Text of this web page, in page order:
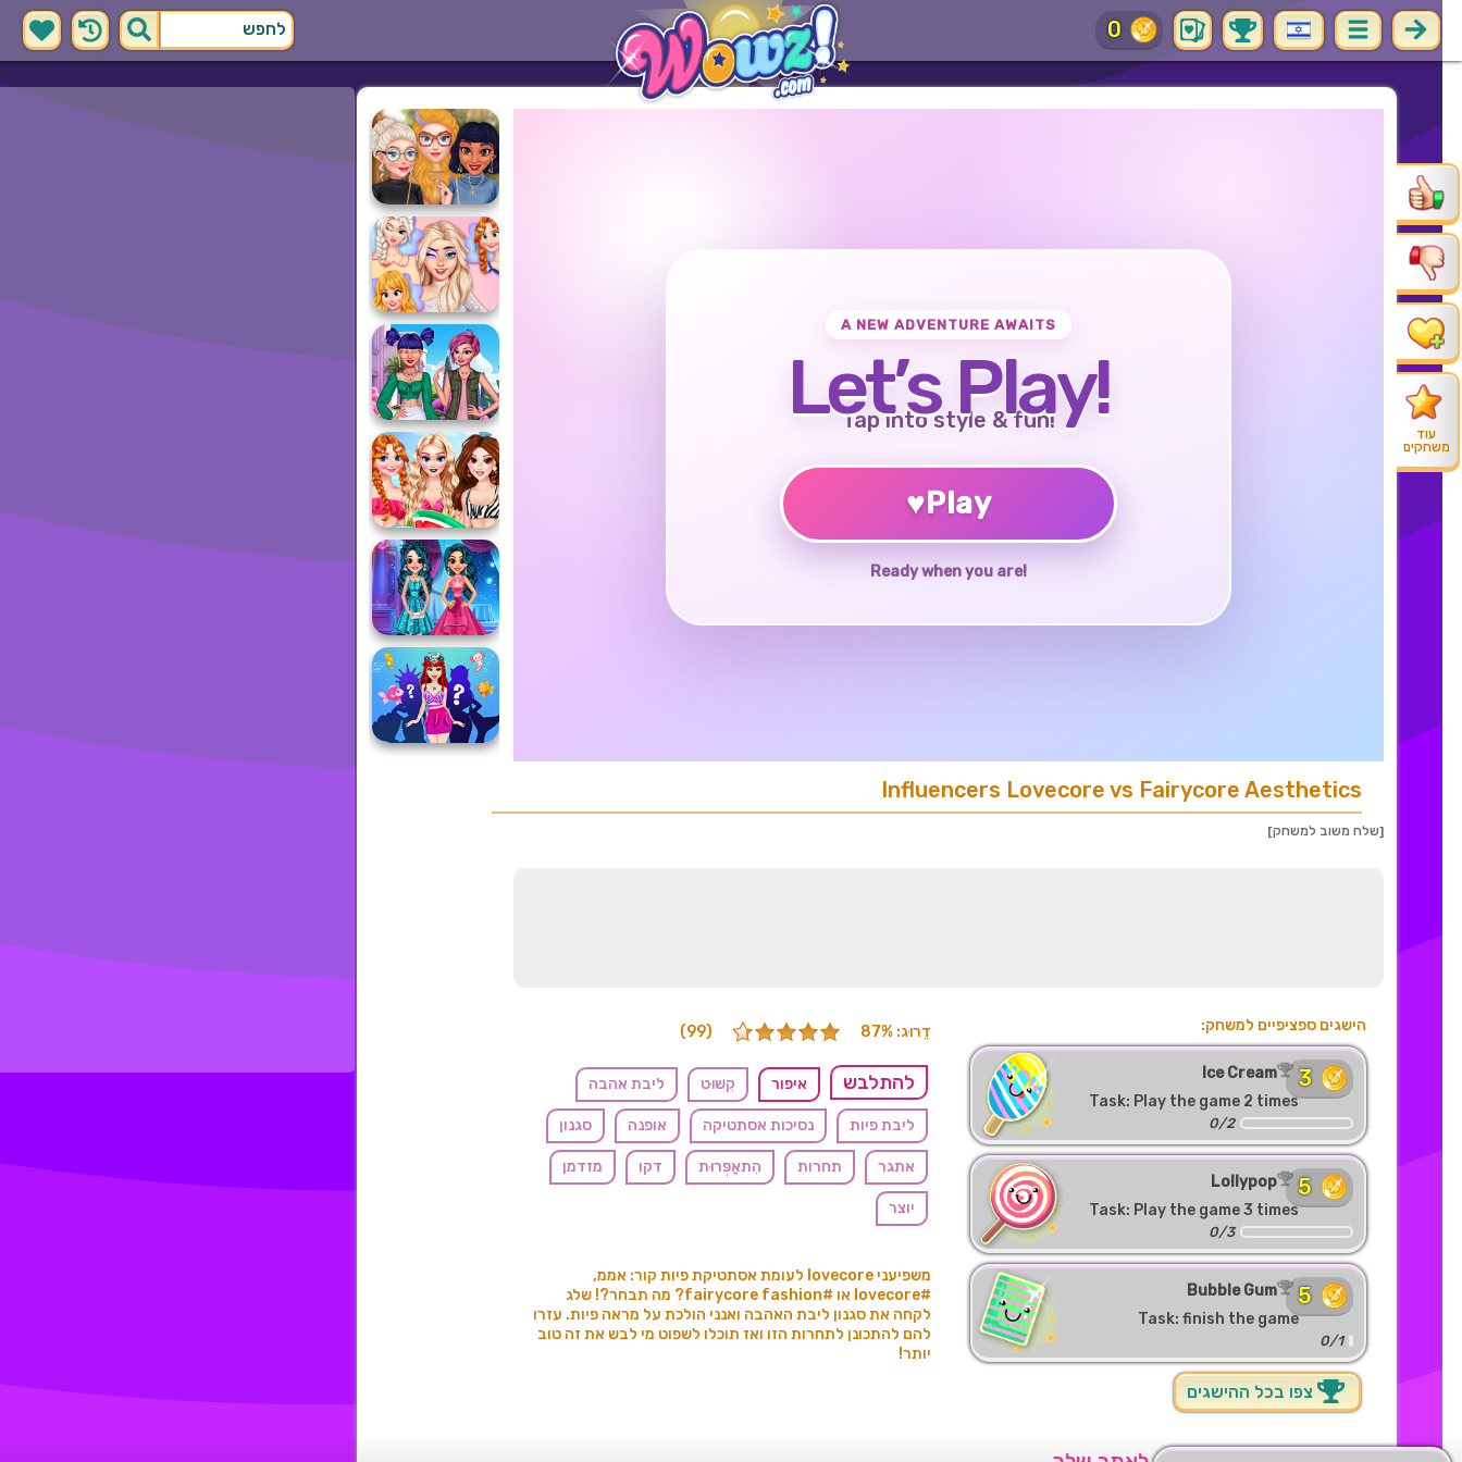
0
עוד
משחקים
A NEW ADVENTURE AWAITS
Let’s Play!
Tap into style & fun!
♥Play
Ready when you are!
Influencers Lovecore vs Fairycore Aesthetics
[שלח משוב למשחק]
דֵרוּג: 87% (99)
להתלבש איפור קִשׁוּט ליבת אהבה
ליבת פיות נסיכות אסתטיקה אופנה סגנון
אתגר תחרות הִתאַפְּרוּת דקו מזדמן
יוצר
משפיעני lovecore לעומת אסתטיקת פיות קור: אממ,
#lovecore או #fairycore fashion? מה תבחר?! שלג
לקחה את סגנון ליבת האהבה ואנני הולכת על מראה פיות. עזרו
להם להתכונן לתחרות הזו ואז תוכלו לשפוט מי לבש את זה טוב
יותר!
הישגים ספציפיים למשחק:
Ice Cream
Task: Play the game 2 times
3
0/2
Lollypop
Task: Play the game 3 times
5
0/3
Bubble Gum
Task: finish the game
5
0/1
צפו בכל ההישגים